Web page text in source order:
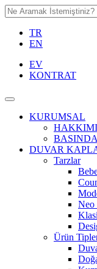
TR
EN
EV
KONTRAT
KURUMSAL
BASINDA
DUVAR
Tarzlar
Neo
Ürün